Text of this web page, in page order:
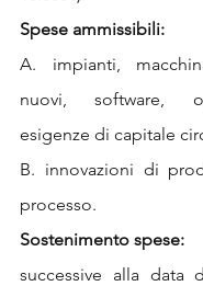
Spese ammissibili:
A. impianti,
nuovi, software,
esigenze di capitale
B. innovazioni di
processo.
Sostenimento spese:
successive alla data